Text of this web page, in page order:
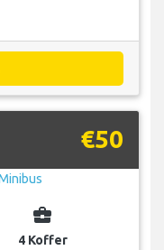
€50
business_center
4 Koffer